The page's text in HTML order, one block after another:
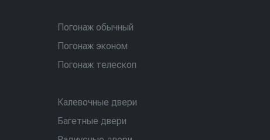
Погонаж обычный
Погонаж эконом
Погонаж телескоп
Калевочные двери
Багетные двери